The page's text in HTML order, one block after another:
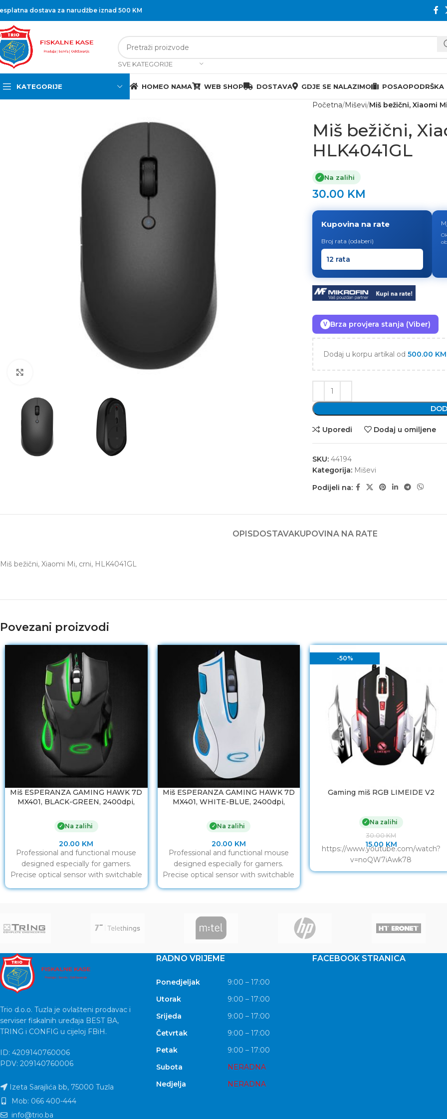
dostava za narudžbe iznad 500 KM
SVE KATEGORIJE
KATEGORIJE HOMEO NAMA WEB SHOP DOSTAVA GDJE SE NALAZIMO POSAOPODRŠKA
Početna Miševi Miš bežični, Xiaomi
Miš bežični,
HLK4041GL
✓ Na zalihi
30.00 KM
Kupovina na rate
Broj rata (odaberi)
V Brza provjera stanja (Viber)
Dodaj u korpu artikal od 500.00 KM
Uporedi Dodaj u omiljene
SKU: 44194
Kategorija: Miševi
Podijeli na:
OPISDOSTAVAKUPOVINA NA RATE
Miš bežični, Xiaomi Mi, crni, HLK4041GL
Povezani proizvodi
Miš ESPERANZA GAMING HAWK 7D
MX401, BLACK-GREEN, 2400dpi,
✓ Na zalihi
20.00 KM
Professional and functional mouse
designed especially for gamers.
Precise optical sensor with switchable
Miš ESPERANZA GAMING HAWK 7D
MX401, WHITE-BLUE, 2400dpi,
EGM401WB
✓ Na zalihi
20.00 KM
Professional and functional mouse
designed especially for gamers.
Precise optical sensor with switchable
-50%
Gaming miš RGB LIMEIDE V2
✓ Na zalihi
30.00KM
15.00 KM
https://www.youtube.com/watch?
v=noQW7iAwk78
Trio d.o.o. Tuzla je ovlašteni prodavac i
serviser fiskalnih uređaja BEST BA,
TRING i CONFIG u cijeloj FBiH.
ID: 4209140760006
PDV: 209140760006
Izeta Sarajlića bb, 75000 Tuzla
Mob: 066 400-444
info@trio.ba
RADNO VRIJEME
Ponedjeljak
9:00 – 17:00
Utorak
9:00 – 17:00
Srijeda
9:00 – 17:00
Četvrtak
9:00 – 17:00
Petak
9:00 – 17:00
Subota
NERADNA
Nedjelja
NERADNA
FACEBOOK STRANICA